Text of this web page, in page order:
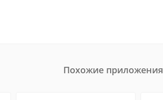
Похожие приложения